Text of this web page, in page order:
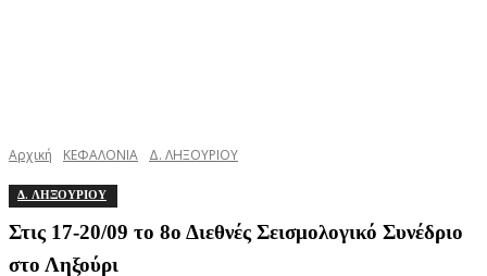
Αρχική ΚΕΦΑΛΟΝΙΑ Δ. ΛΗΞΟΥΡΙΟΥ
Δ. ΛΗΞΟΥΡΙΟΥ
Στις 17-20/09 το 8ο Διεθνές Σεισμολογικό Συνέδριο
στο Ληξούρι